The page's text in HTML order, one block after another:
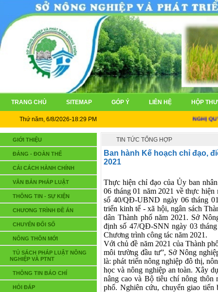
TRANG CHỦ SITEMAP GÓP Ý LIÊN HỆ HỘP
Thứ năm, 6/8/2026-18:29 PM NGHỊ
GIỚI THIỆU
ĐẢNG - ĐOÀN THỂ
CẢI CÁCH HÀNH CHÍNH
VĂN BẢN PHÁP LUẬT
THÔNG TIN - SỰ KIỆN
CHƯƠNG TRÌNH ĐỀ ÁN
CHUYỂN ĐỔI SỐ
NÔNG THÔN MỚI
TỦ SÁCH PHÁP LUẬT NÔNG
NGHIỆP VÀ PTNT
THÔNG TIN BÁO CHÍ
HỎI ĐÁP
TIN TỨC TỔNG HỢP
Ban hành Kế hoạch chỉ đạo,
2021
Thực hiện chỉ đạo của Ủy ban
06 tháng 01 năm 2021 về thực
số 40/QĐ-UBND ngày 06 tháng
triển kinh tế - xã hội, ngân sách
dân Thành phố năm 2021. Sở
định số 47/QĐ-SNN ngày 03
Chương trình công tác năm 2021.
Với chủ đề năm 2021 của Thành
môi trường đầu tư”, Sở Nông
là: phát triển nông nghiệp đô thị,
học và nông nghiệp an toàn. Xây
nâng cao và Bộ tiêu chí nông thôn
phố. Nghiên cứu, chuyển giao tiến